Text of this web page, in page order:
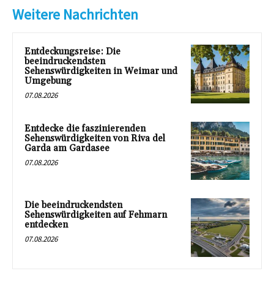
Weitere Nachrichten
Entdeckungsreise: Die
beeindruckendsten
Sehenswürdigkeiten in Weimar und
Umgebung
07.08.2026
Entdecke die faszinierenden
Sehenswürdigkeiten von Riva del
Garda am Gardasee
07.08.2026
Die beeindruckendsten
Sehenswürdigkeiten auf Fehmarn
entdecken
07.08.2026